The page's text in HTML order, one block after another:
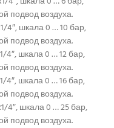
подвод воздуха.
4″, шкала 0 … 10 бар,
подвод воздуха.
4″, шкала 0 … 12 бар,
подвод воздуха.
4″, шкала 0 … 16 бар,
подвод воздуха.
4″, шкала 0 … 25 бар,
подвод воздуха.